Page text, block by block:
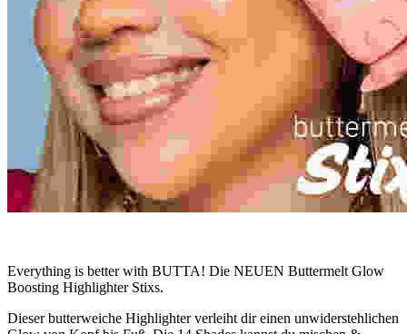
Everything is better with BUTTA! Die NEUEN Buttermelt Glow
Boosting Highlighter Stixs.
Dieser butterweiche Highlighter verleiht dir einen unwiderstehlichen